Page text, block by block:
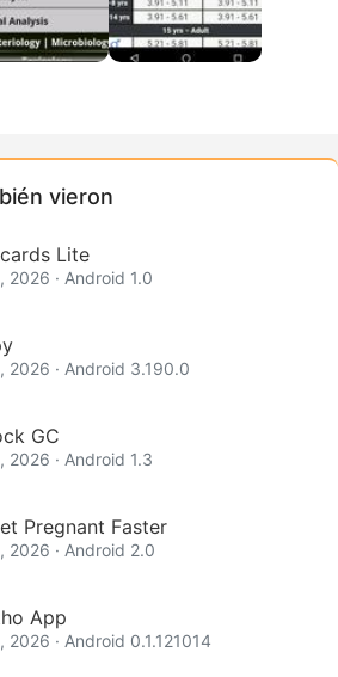
vieron
Lite
2026 · Android 1.0
2026 · Android 3.190.0
GC
2026 · Android 1.3
Pregnant Faster
2026 · Android 2.0
App
2026 · Android 0.1.121014